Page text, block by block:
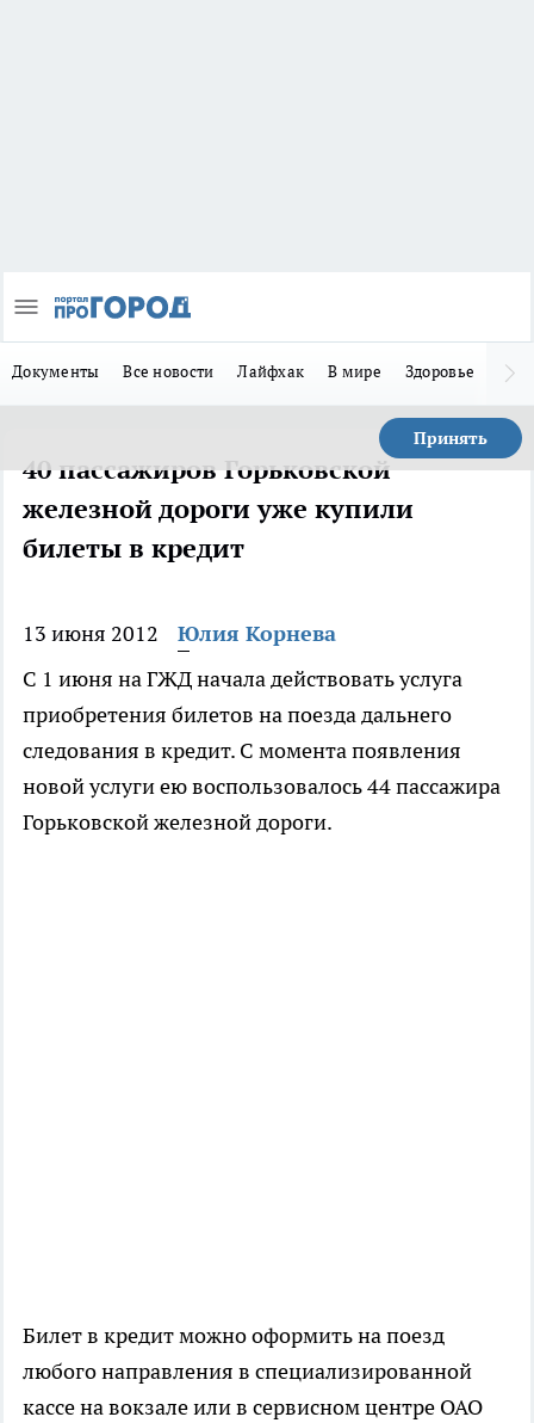
Документы Все новости Лайфхак В мире Здоровье
Принять
40 пассажиров Горьковской
железной дороги уже купили
билеты в кредит
13 июня 2012
Юлия Корнева
С 1 июня на ГЖД начала действовать услуга
приобретения билетов на поезда дальнего
следования в кредит. С момента появления
новой услуги ею воспользовалось 44 пассажира
Горьковской железной дороги.
Билет в кредит можно оформить на поезд
любого направления в специализированной
кассе на вокзале или в сервисном центре ОАО